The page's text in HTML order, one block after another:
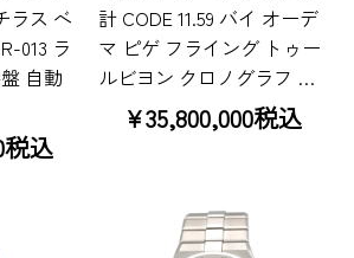
ラス ベ
013 ラ
自動
税込
計 CODE 11.59 バイ オーデ
マ ピゲ フライング トゥー
ルビヨン クロノグラフ …
¥35,800,000税込